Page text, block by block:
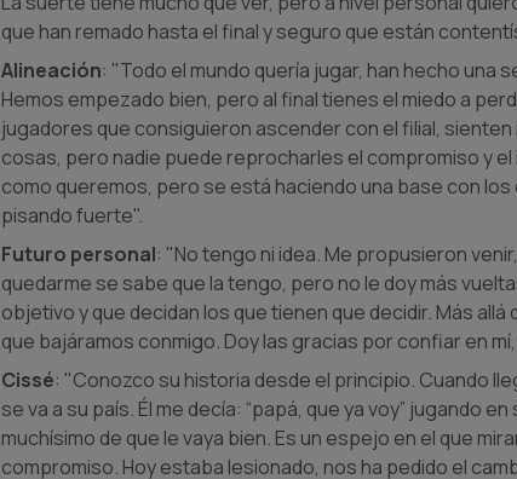
que han remado hasta el final y seguro que están
Alineación: "Todo el mundo quería jugar, han hecho una
Hemos empezado bien, pero al final tienes el miedo a
jugadores que consiguieron ascender con el filial,
cosas, pero nadie puede reprocharles el compromiso y
como queremos, pero se está haciendo una base con
pisando fuerte".
Futuro personal: "No tengo ni idea. Me propusieron
quedarme se sabe que la tengo, pero no le doy más
objetivo y que decidan los que tienen que decidir. Más
que bajáramos conmigo. Doy las gracias por confiar en
Cissé: "Conozco su historia desde el principio. Cuando
se va a su país. Él me decía: “papá, que ya voy” jugando
muchísimo de que le vaya bien. Es un espejo en el que
compromiso. Hoy estaba lesionado, nos ha pedido el